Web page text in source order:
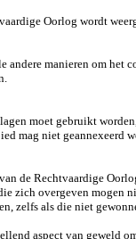
Oorlog wordt
manieren om het
moet gebruikt
mag niet geannexeerd
de Rechtvaardige
zich overgeven mogen
zelfs als die niet
aspect van geweld